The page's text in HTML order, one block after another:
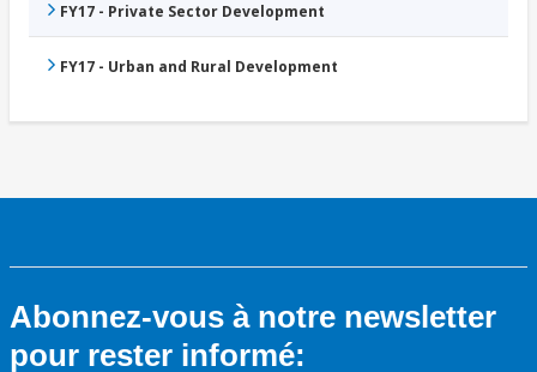
FY17 - Private Sector Development
FY17 - Urban and Rural Development
Abonnez-vous à notre newsletter
pour rester informé: